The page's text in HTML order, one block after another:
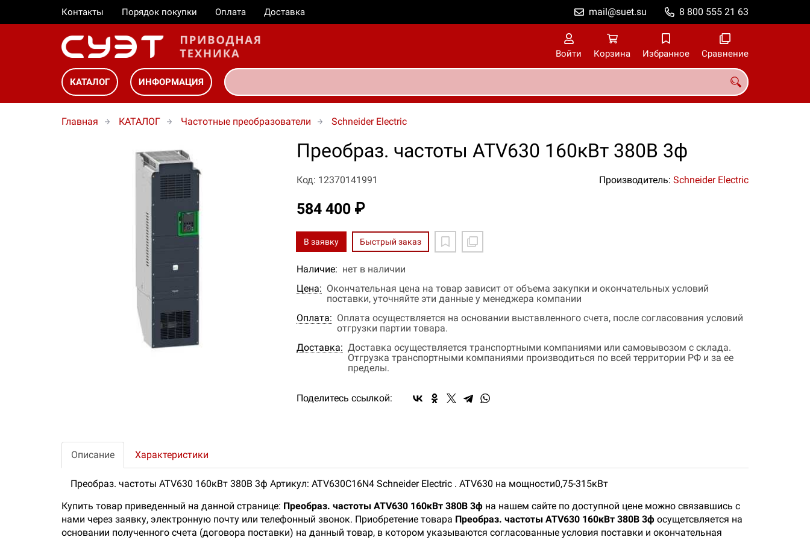
Контакты Порядок покупки Оплата Доставка 8 800 555 21 63
mail@suet.su
Войти Корзина Избранное Сравнение
КАТАЛОГ ИНФОРМАЦИЯ
Главная КАТАЛОГ Частотные преобразователи Schneider Electric
Преобраз. частоты ATV630 160кВт 380В 3ф
Код: 12370141991 Производитель: Schneider Electric
584 400 ₽
В заявку Быстрый заказ
Наличие: нет в наличии
Цена: Окончательная цена на товар зависит от объема закупки и окончательных условий
поставки, уточняйте эти данные у менеджера компании
Оплата: Оплата осуществляется на основании выставленного счета, после согласования условий
отгрузки партии товара.
Доставка: Доставка осуществляется транспортными компаниями или самовывозом с склада.
Отгрузка транспортными компаниями производиться по всей территории РФ и за ее
пределы.
Поделитесь ссылкой:
Описание Характеристики
Преобраз. частоты ATV630 160кВт 380В 3ф Артикул: ATV630C16N4 Schneider Electric . ATV630 на мощности0,75-315кВт
Купить товар приведенный на данной странице: Преобраз. частоты ATV630 160кВт 380В 3ф на нашем сайте по доступной цене можно связавшись с
нами через заявку, электронную почту или телефонный звонок. Приобретение товара Преобраз. частоты ATV630 160кВт 380В 3ф осущетсвляется на
основании полученного счета (договора поставки) на данный товар, в котором указываются согласованные условия поставки и окончательная